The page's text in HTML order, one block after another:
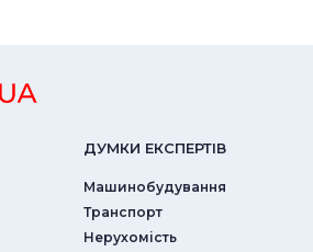
ДУМКИ ЕКСПЕРТIВ
Машинобудування
Транспорт
Нерухомість